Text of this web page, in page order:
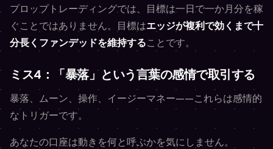
プロップトレーディングでは、目標は一日で一か月分を稼
ぐことではありません。目標はエッジが複利で効くまで十
分長くファンデッドを維持することです。
ミス4：「暴落」という言葉の感情で取引する
暴落、ムーン、操作、イージーマネー——これらは感情的
なトリガーです。
あなたの口座は動きを何と呼ぶかを気にしません。